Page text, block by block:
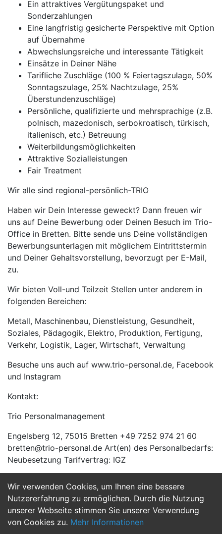
Wir verwenden Cookies, um Ihnen eine bessere
Nutzererfahrung zu ermöglichen. Durch die Nutzung
unserer Webseite stimmen Sie unserer Verwendung
von Cookies zu. Mehr Informationen
Ein attraktives Vergütungspaket und
Sonderzahlungen
Eine langfristig gesicherte Perspektive mit Option
auf Übernahme
Abwechslungsreiche und interessante Tätigkeit
Einsätze in Deiner Nähe
Tarifliche Zuschläge (100 % Feiertagszulage, 50%
Sonntagszulage, 25% Nachtzulage, 25%
Überstundenzuschläge)
Persönliche, qualifizierte und mehrsprachige (z.B.
polnisch, mazedonisch, serbokroatisch, türkisch,
italienisch, etc.) Betreuung
Weiterbildungsmöglichkeiten
Attraktive Sozialleistungen
Fair Treatment
Wir alle sind regional-persönlich-TRIO
Haben wir Dein Interesse geweckt? Dann freuen wir
uns auf Deine Bewerbung oder Deinen Besuch im Trio-
Office in Bretten. Bitte sende uns Deine vollständigen
Bewerbungsunterlagen mit möglichem Eintrittstermin
und Deiner Gehaltsvorstellung, bevorzugt per E-Mail,
zu.
Wir bieten Voll-und Teilzeit Stellen unter anderem in
folgenden Bereichen:
Metall, Maschinenbau, Dienstleistung, Gesundheit,
Soziales, Pädagogik, Elektro, Produktion, Fertigung,
Verkehr, Logistik, Lager, Wirtschaft, Verwaltung
Besuche uns auch auf www.trio-personal.de, Facebook
und Instagram
Kontakt:
Trio Personalmanagement
Engelsberg 12, 75015 Bretten +49 7252 974 21 60
bretten@trio-personal.de Art(en) des Personalbedarfs:
Neubesetzung Tarifvertrag: IGZ
Jetzt Bewerben